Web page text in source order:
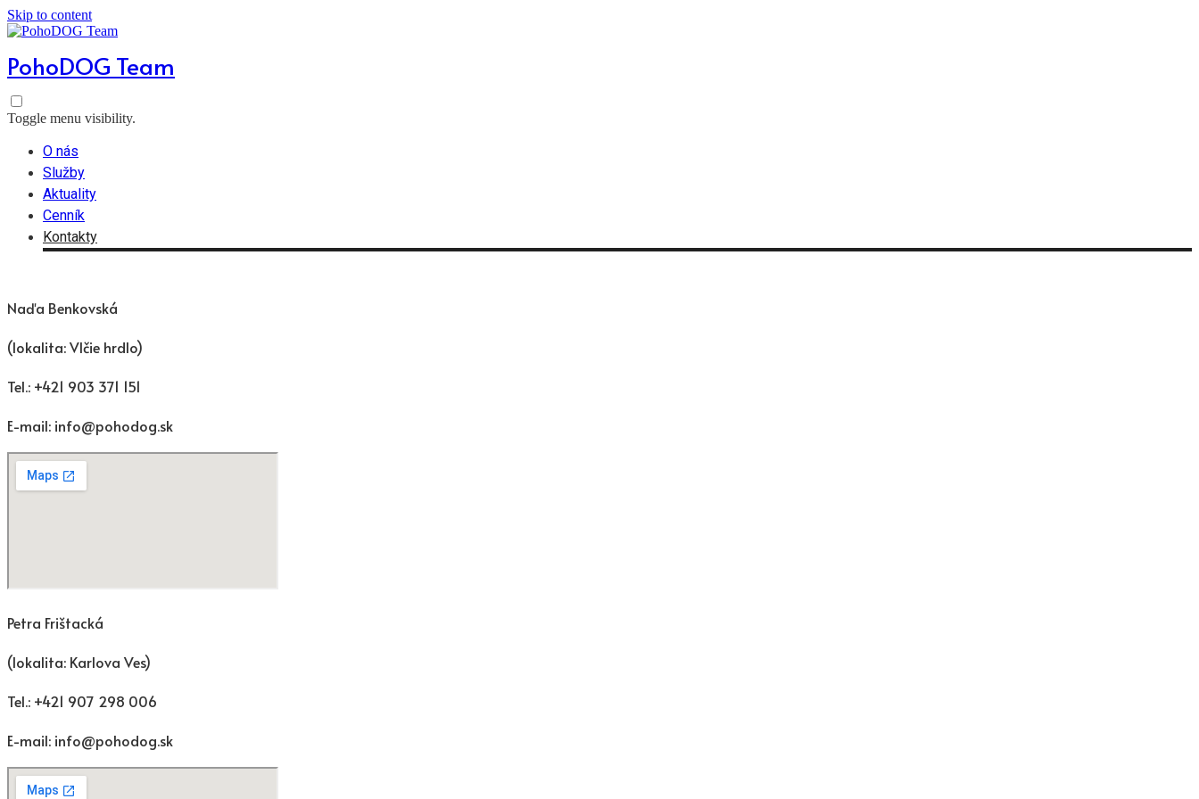
Skip to content
PohoDOG Team
Toggle menu visibility.
O nás
Služby
Aktuality
Cenník
Kontakty
Naďa Benkovská
(lokalita: Vlčie hrdlo)
Tel.: +421 903 371 151
E-mail: info@pohodog.sk
Petra Frištacká
(lokalita: Karlova Ves)
Tel.: +421 907 298 006
E-mail: info@pohodog.sk